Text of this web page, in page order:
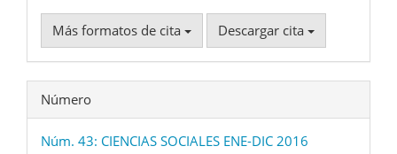
Más formatos de cita Descargar cita
Número
Núm. 43: CIENCIAS SOCIALES ENE-DIC 2016